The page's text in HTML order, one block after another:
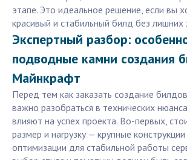
этапе. Это идеальное решение, если вы
красивый и стабильный билд без лишних
Экспертный разбор:
подводные камни создания
Майнкрафт
Перед тем как заказать создание
важно разобраться в технических
влияют на успех проекта. Во-первых,
размер и нагрузку — крупные
оптимизации для стабильной работы